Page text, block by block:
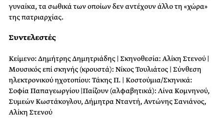
γυναίκα, τα σωθικά των οποίων δεν αντέχουν άλλο τη «χώρα»
της πατριαρχίας.
Συντελεστές
Κείμενο: Δημήτρης Δημητριάδης | Σκηνοθεσία: Αλίκη Στενού |
Μουσικός επί σκηνής (κρουστά): Νίκος Τουλιάτος | Σύνθεση
ηλεκτρονικού ηχοτοπίου: Τάκης Π. | Κοστούμια/Σκηνικά:
Σοφία Παπαγεωργίου |Παίζουν (αλφαβητικά): Λίνα Κομνηνού,
Συμεών Κωστάκογλου, Δήμητρα Νταντή, Αντώνης Σανιάνος,
Αλίκη Στενού